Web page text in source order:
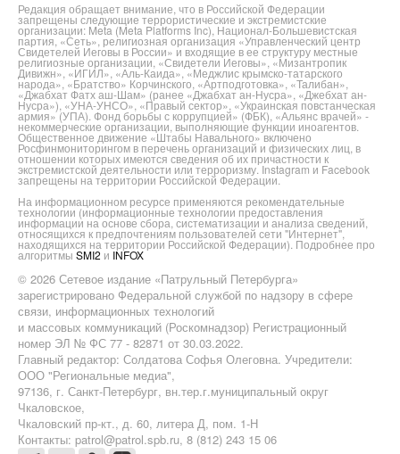
Редакция обращает внимание, что в Российской Федерации
запрещены следующие террористические и экстремистские
организации: Meta (Meta Platforms Inc), Национал-Большевистская
партия, «Сеть», религиозная организация «Управленческий центр
Свидетелей Иеговы в России» и входящие в ее структуру местные
религиозные организации, «Свидетели Иеговы», «Мизантропик
Дивижн», «ИГИЛ», «Аль-Каида», «Меджлис крымско-татарского
народа», «Братство» Корчинского, «Артподготовка», «Талибан»,
«Джабхат Фатх аш-Шам» (ранее «Джабхат ан-Нусра», «Джебхат ан-
Нусра»), «УНА-УНСО», «Правый сектор», «Украинская повстанческая
армия» (УПА). Фонд борьбы с коррупцией» (ФБК), «Альянс врачей» -
некоммерческие организации, выполняющие функции иноагентов.
Общественное движение «Штабы Навального» включено
Росфинмониторингом в перечень организаций и физических лиц, в
отношении которых имеются сведения об их причастности к
экстремистской деятельности или терроризму. Instagram и Facebook
запрещены на территории Российской Федерации.
На информационном ресурсе применяются рекомендательные
технологии (информационные технологии предоставления
информации на основе сбора, систематизации и анализа сведений,
относящихся к предпочтениям пользователей сети "Интернет",
находящихся на территории Российской Федерации). Подробнее про
алгоритмы SMI2 и INFOX
© 2026 Сетевое издание «Патрульный Петербурга»
зарегистрировано Федеральной службой по надзору в сфере
связи, информационных технологий
и массовых коммуникаций (Роскомнадзор) Регистрационный
номер ЭЛ № ФС 77 - 82871 от 30.03.2022.
Главный редактор: Солдатова Софья Олеговна. Учредители:
ООО "Региональные медиа",
97136, г. Санкт-Петербург, вн.тер.г.муниципальный округ
Чкаловское,
Чкаловский пр-кт., д. 60, литера Д, пом. 1-Н
Контакты: patrol@patrol.spb.ru, 8 (812) 243 15 06